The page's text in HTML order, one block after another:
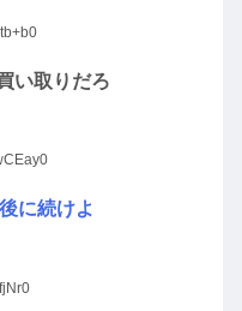
い取りだろ
に続けよ